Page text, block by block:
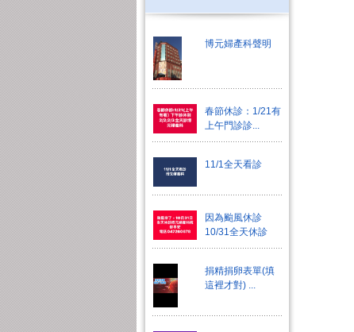
博元婦產科聲明
春節休診：1/21有
上午門診診...
11/1全天看診
因為颱風休診
10/31全天休診
捐精捐卵表單(填
這裡才對) ...